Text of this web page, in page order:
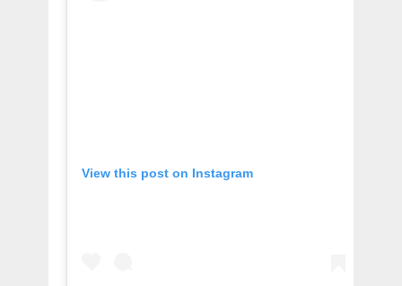
View this post on Instagram